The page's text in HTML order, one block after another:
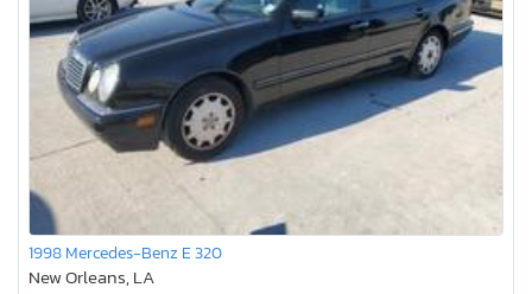
1998 Mercedes-Benz E 320
New Orleans, LA